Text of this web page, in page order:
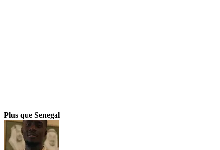
Plus que Senegal